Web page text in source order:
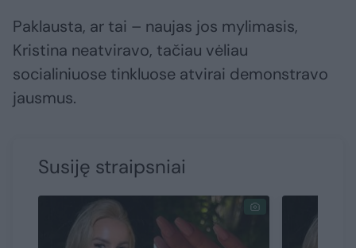
Paklausta, ar tai – naujas jos mylimasis,
Kristina neatviravo, tačiau vėliau
socialiniuose tinkluose atvirai demonstravo
jausmus.
Susiję straipsniai